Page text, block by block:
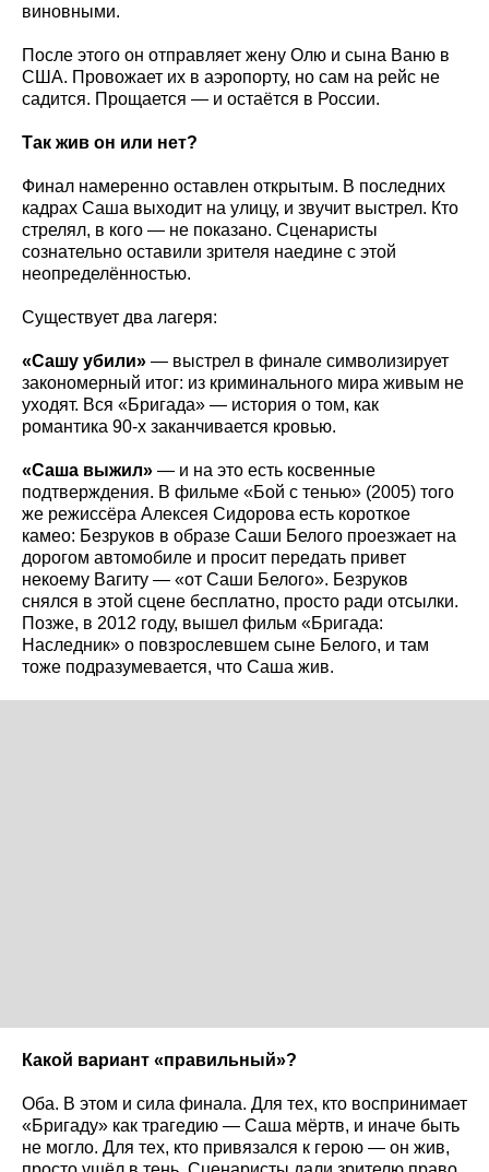
виновными.
После этого он отправляет жену Олю и сына Ваню в
США. Провожает их в аэропорту, но сам на рейс не
садится. Прощается — и остаётся в России.
Так жив он или нет?
Финал намеренно оставлен открытым. В последних
кадрах Саша выходит на улицу, и звучит выстрел. Кто
стрелял, в кого — не показано. Сценаристы
сознательно оставили зрителя наедине с этой
неопределённостью.
Существует два лагеря:
«Сашу убили» — выстрел в финале символизирует
закономерный итог: из криминального мира живым не
уходят. Вся «Бригада» — история о том, как
романтика 90-х заканчивается кровью.
«Саша выжил» — и на это есть косвенные
подтверждения. В фильме «Бой с тенью» (2005) того
же режиссёра Алексея Сидорова есть короткое
камео: Безруков в образе Саши Белого проезжает на
дорогом автомобиле и просит передать привет
некоему Вагиту — «от Саши Белого». Безруков
снялся в этой сцене бесплатно, просто ради отсылки.
Позже, в 2012 году, вышел фильм «Бригада:
Наследник» о повзрослевшем сыне Белого, и там
тоже подразумевается, что Саша жив.
Какой вариант «правильный»?
Оба. В этом и сила финала. Для тех, кто воспринимает
«Бригаду» как трагедию — Саша мёртв, и иначе быть
не могло. Для тех, кто привязался к герою — он жив,